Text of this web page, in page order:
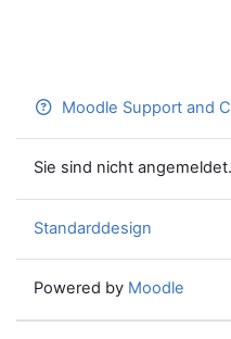
Moodle Support and
Sie sind nicht
Standarddesign
Powered by Moodle